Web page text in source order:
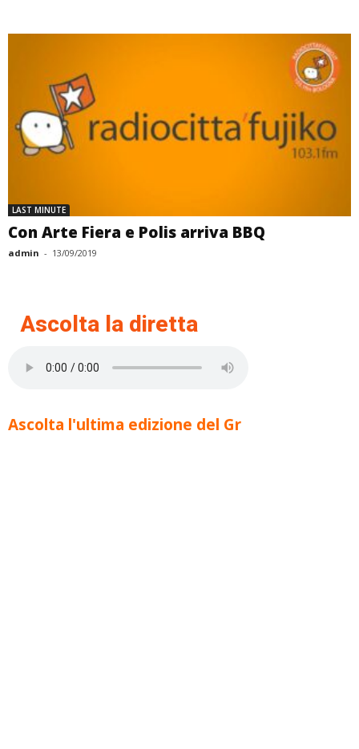
LAST MINUTE
Con Arte Fiera e Polis arriva BBQ
admin - 13/09/2019
Ascolta la diretta
Ascolta l'ultima edizione del Gr